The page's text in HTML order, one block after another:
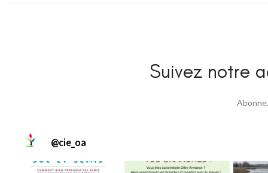
Suivez notre
@cie_oa